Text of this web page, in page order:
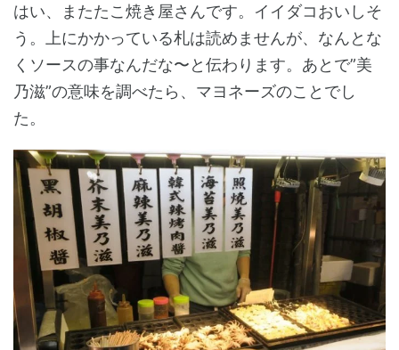
はい、またたこ焼き屋さんです。イイダコおいしそ
う。上にかかっている札は読めませんが、なんとな
くソースの事なんだな〜と伝わります。あとで”美
乃滋”の意味を調べたら、マヨネーズのことでし
た。